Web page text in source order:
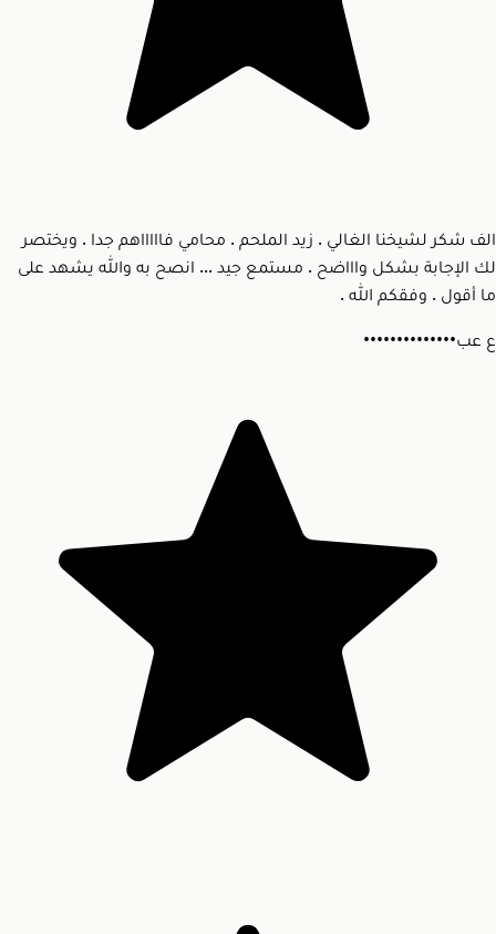
الف شكر لشيخنا الغالي . زيد الملحم . محامي فاااااهم جدا . ويختصر
لك الإجابة بشكل واااضح . مستمع جيد ... انصح به والله يشهد على
ما أقول . وفقكم الله .
ع عب••••••••••••••